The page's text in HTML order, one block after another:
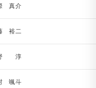
真介
裕二
淳
颯斗